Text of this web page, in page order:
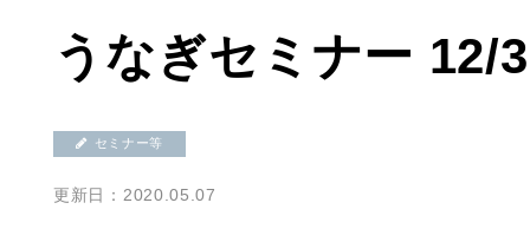
うなぎセミナー 12/3
セミナー等
更新日：2020.05.07